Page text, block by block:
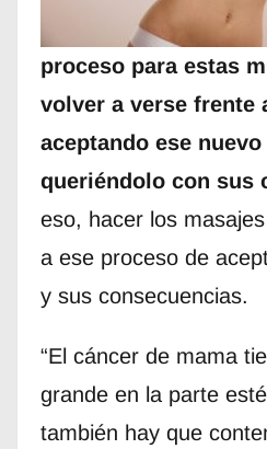
proceso para estas
volver a verse frente
aceptando ese
queriéndolo con sus
eso, hacer los
a ese proceso de
y sus consecuencias.
“El cáncer de mama
grande en la parte
también hay que